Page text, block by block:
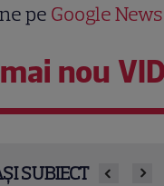
pe Google News
nou
SUBIECT